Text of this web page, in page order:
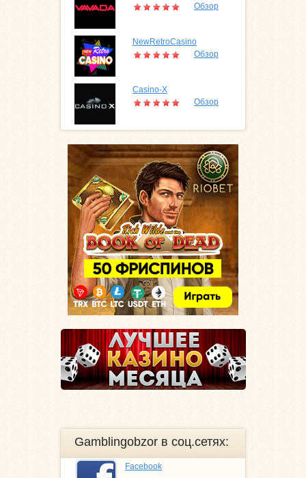
Обзор
NewRetroCasino
Обзор
Casino-X
Обзор
Gamblingobzor в соц.сетях:
Facebook